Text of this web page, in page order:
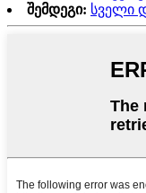
შემდეგი: სველი